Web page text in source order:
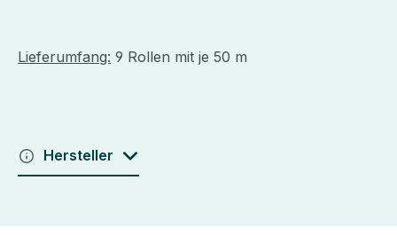
Lieferumfang: 9 Rollen mit je 50 m
Hersteller